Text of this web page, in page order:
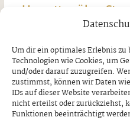
Um dir ein optimales Erlebnis
Technologien wie Cookies, um
und/oder darauf zuzugreifen.
zustimmst, können wir Daten
IDs auf dieser Website
nicht erteilst oder zurückziehst,
Funktionen beeinträchtigt
Unwetter über